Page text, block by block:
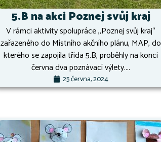
5.B na akci Poznej svůj kraj
V rámci aktivity spolupráce ,,Poznej svůj kraj“
zařazeného do Místního akčního plánu, MAP, do
kterého se zapojila třída 5.B, proběhly na konci
června dva poznávací výlety....
25 června, 2024